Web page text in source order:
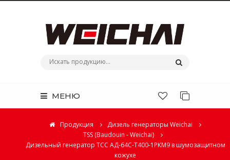
МЕНЮ
Продукция
Дизель генераторы Weichai
TSS (Baudouin - Weichai)
Дизельный генератор ТСС АД-64C-Т400-1РКМ9 в шумозащитном
кожухе